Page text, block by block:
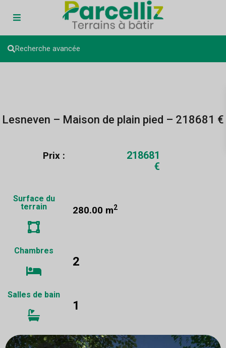
Recherche avancée
Lesneven – Maison de plain pied – 218681 €
Prix :
218681
€
Surface du
terrain
280.00 m2
Chambres
2
Salles de bain
1